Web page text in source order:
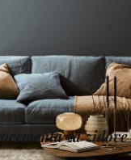
za zidove